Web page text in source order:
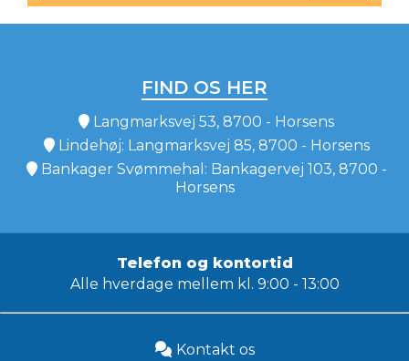
FIND OS HER
Langmarksvej 53, 8700 - Horsens
Lindehøj: Langmarksvej 85, 8700 - Horsens
Bankager Svømmehal: Bankagervej 103, 8700 -
Horsens
Telefon og kontortid
Alle hverdage mellem kl. 9:00 - 13:00
Kontakt os